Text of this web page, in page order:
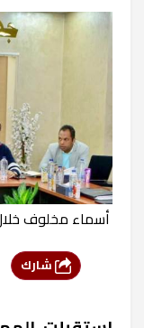
أسماء مخلوف